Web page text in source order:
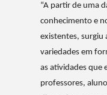
“A partir de uma
conhecimento e
existentes, surgiu
variedades em
as atividades que
professores,